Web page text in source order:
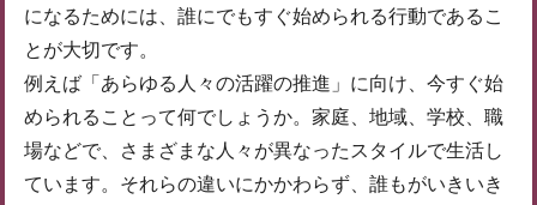
になるためには、誰にでもすぐ始められる行動であるこ
とが大切です。
例えば「あらゆる人々の活躍の推進」に向け、今すぐ始
められることって何でしょうか。家庭、地域、学校、職
場などで、さまざまな人々が異なったスタイルで生活し
ています。それらの違いにかかわらず、誰もがいきいき